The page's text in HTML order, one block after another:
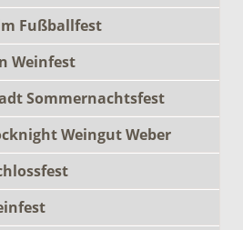
Fußballfest
Weinfest
Sommernachtsfest
Weingut Weber